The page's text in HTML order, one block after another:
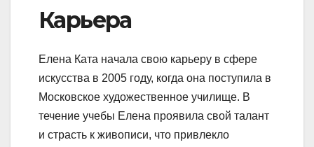
Карьера
Елена Ката начала свою карьеру в сфере
искусства в 2005 году, когда она поступила в
Московское художественное училище. В
течение учебы Елена проявила свой талант
и страсть к живописи, что привлекло